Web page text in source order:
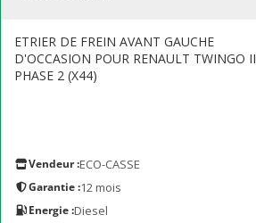
ETRIER DE FREIN AVANT GAUCHE
D'OCCASION POUR RENAULT TWINGO II
PHASE 2 (X44)
Vendeur :ECO-CASSE
Garantie :12 mois
Energie :Diesel